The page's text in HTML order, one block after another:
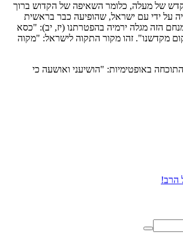
של מעלה, כלומר השאיפה של הקדוש ברוך
על ידי עם ישראל, שהופיעה כבר בראשית
הזה מגלה ירמיה בהפטרתנו (יז, יב): "כסא
מקדשנו". זהו מקור התקוה לישראל: "מקוה
באופטימיות: "הושיעני ואושעה כי
הרב!